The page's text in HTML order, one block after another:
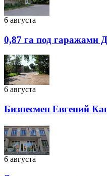
6 августа
0,87 га под гаражами
6 августа
Бизнесмен Евгений
6 августа